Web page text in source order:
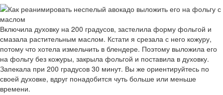
Включила духовку на 200 градусов, застелила форму фольгой и
смазала растительным маслом. Кстати я срезала с него кожуру,
потому что хотела измельчить в блендере. Поэтому выложила его
на фольгу без кожуры, закрыла фольгой и поставила в духовку.
Запекала при 200 градусов 30 минут. Вы же ориентируйтесь по
своей духовке, вдруг понадобится чуть больше или меньше
времени.